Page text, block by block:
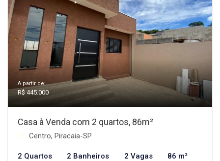
A partir de:
R$ 445.000
Casa à Venda com 2 quartos, 86m²
Centro, Piracaia-SP
2 Quartos 2 Banheiros 2 Vagas 86 m²